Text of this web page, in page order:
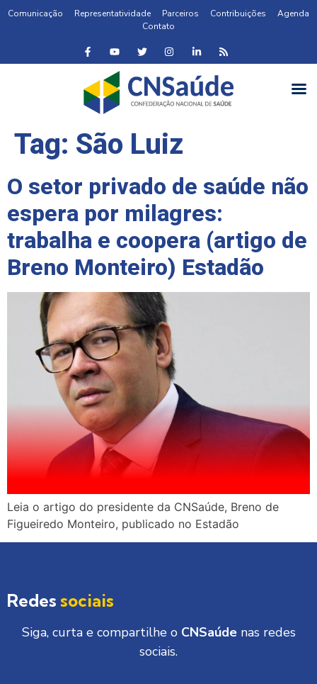
Comunicação Representatividade Parceiros Contribuições
Agenda
Contato
Tag: São Luiz
O setor privado de saúde não
espera por milagres:
trabalha e coopera (artigo de
Breno Monteiro) Estadão
Leia o artigo do presidente da CNSaúde, Breno de
Figueiredo Monteiro, publicado no Estadão
Redes sociais
Siga, curta e compartilhe o CNSaúdenas redes
sociais.